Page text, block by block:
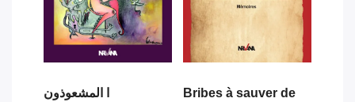
ا المشعوذون
Bribes à sauver de